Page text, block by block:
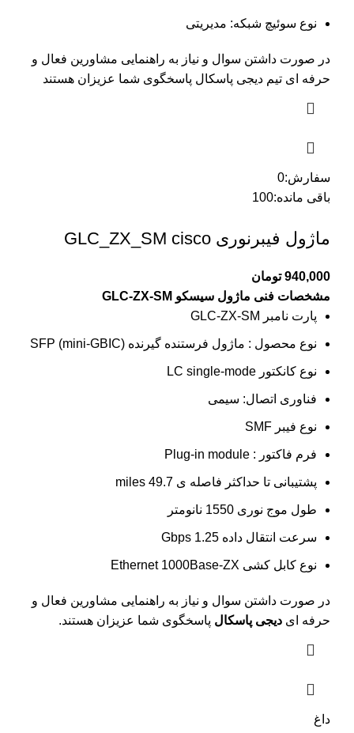
نوع سوئیچ شبکه: مدیریتی
در صورت داشتن سوال و نیاز به راهنمایی مشاورین فعال و
حرفه ای تیم دیجی پاسکال پاسخگوی شما عزیزان هستند
سفارش:0
باقی مانده:100
ماژول فیبرنوری GLC_ZX_SM cisco
940,000 تومان
مشخصات فنی ماژول سیسکو GLC-ZX-SM
پارت نامبر GLC-ZX-SM
نوع محصول : ماژول فرستنده گیرنده SFP (mini-GBIC)
نوع کانکتور LC single-mode
فناوری اتصال: سیمی
نوع فیبر SMF
فرم فاکتور : Plug-in module
پشتیبانی تا حداکثر فاصله ی 49.7 miles
طول موج نوری 1550 نانومتر
سرعت انتقال داده 1.25 Gbps
نوع کابل کشی Ethernet 1000Base-ZX
در صورت داشتن سوال و نیاز به راهنمایی مشاورین فعال و
حرفه ای دیجی پاسکال پاسخگوی شما عزیزان هستند.
داغ